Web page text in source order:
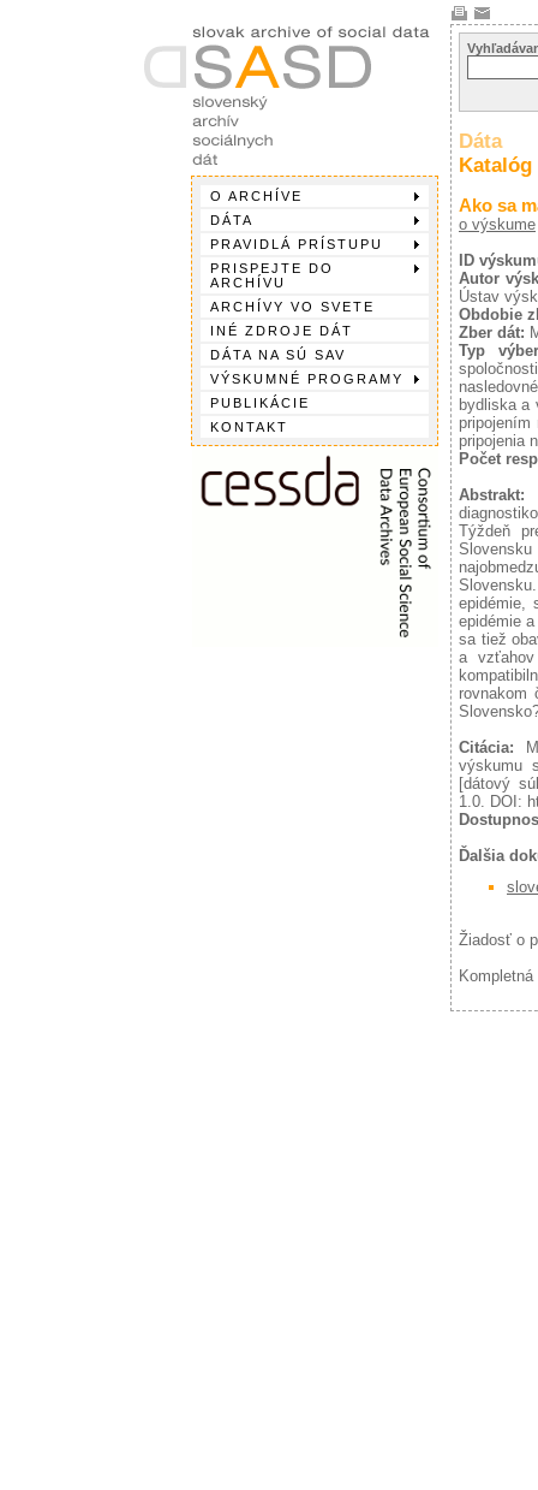
O ARCHÍVE
DÁTA
PRAVIDLÁ PRÍSTUPU
PRISPEJTE DO
ARCHÍVU
ARCHÍVY VO SVETE
INÉ ZDROJE DÁT
DÁTA NA SÚ SAV
VÝSKUMNÉ PROGRAMY
PUBLIKÁCIE
KONTAKT
Dáta
Katalóg
Ako sa
o výskume
ID
Autor
Ústav
Obdobie
Zber dát:
Typ
bydliska a
pripojenia
Počet
Abstrakt:
Týždeň
epidémie,
epidémie
sa tiež
a
rovnakom
Citácia:
výskumu
[dátový
1.0. DOI:
Ďalšia
Žiadosť o